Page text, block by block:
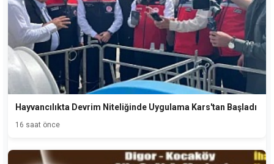
Hayvancılıkta Devrim Niteliğinde Uygulama Kars'tan Başladı
16 saat önce